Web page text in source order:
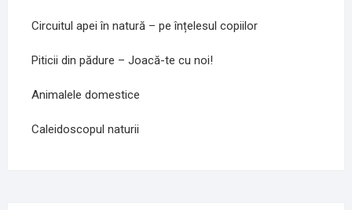
Circuitul apei în natură – pe înțelesul copiilor
Piticii din pădure – Joacă-te cu noi!
Animalele domestice
Caleidoscopul naturii